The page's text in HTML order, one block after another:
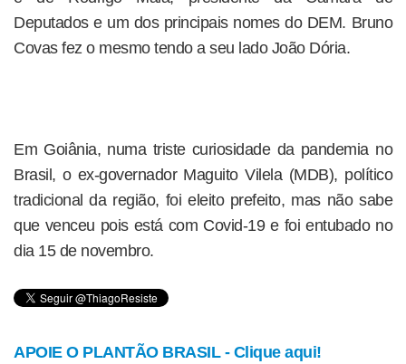
Deputados e um dos principais nomes do DEM. Bruno
Covas fez o mesmo tendo a seu lado João Dória.
Em Goiânia, numa triste curiosidade da pandemia no
Brasil, o ex-governador Maguito Vilela (MDB), político
tradicional da região, foi eleito prefeito, mas não sabe
que venceu pois está com Covid-19 e foi entubado no
dia 15 de novembro.
APOIE O PLANTÃO BRASIL - Clique aqui!